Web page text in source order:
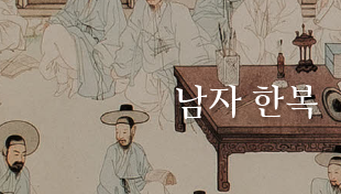
남자 한복